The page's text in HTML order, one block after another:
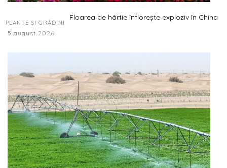
PLANTE ȘI GRĂDINI
Floarea de hârtie înflorește exploziv în China
5 august 2026